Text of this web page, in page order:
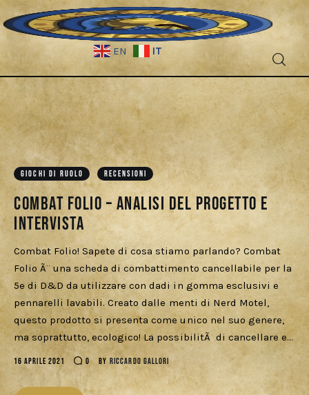
EN IT
Fantascienza
Fantasy
Games
Recensioni
Libri e fumetti
Cercatori
Download
GIOCHI DI RUOLO RECENSIONI
Combat Folio – Analisi del progetto e
intervista
Combat Folio! Sapete di cosa stiamo parlando? Combat
Folio Ã¨ una scheda di combattimento cancellabile per la
5e di D&D da utilizzare con dadi in gomma esclusivi e
pennarelli lavabili. Creato dalle menti di Nerd Motel,
questo prodotto si presenta come unico nel suo genere,
ma soprattutto, ecologico! La possibilitÃ di cancellare e…
16 APRILE 2021 0 BY RICCARDO GALLORI